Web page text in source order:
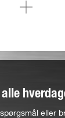
eller